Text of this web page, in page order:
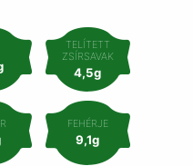
TELÍTETT
ZSÍRSAVAK
4,5g
FEHÉRJE
9,1g